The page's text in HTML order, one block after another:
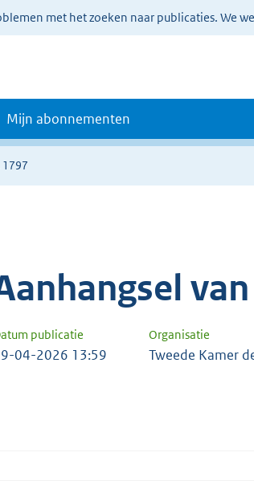
met het zoeken naar publicaties. We
Mijn abonnementen
1797
publicatie Organisatie
04-2026 13:59 Tweede Kamer